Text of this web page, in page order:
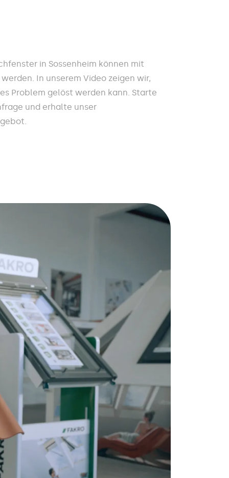
in Sossenheim können mit
In unserem Video zeigen wir,
Problem gelöst werden kann. Starte
und erhalte unser